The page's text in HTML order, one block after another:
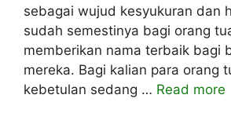
sebagai wujud kesyukuran dan
sudah semestinya bagi orang
memberikan nama terbaik bagi
mereka. Bagi kalian para orang
kebetulan sedang … Read more